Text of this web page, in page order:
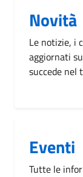
Novità
Le notizie, i
aggiornati
succede nel
Eventi
Tutte le